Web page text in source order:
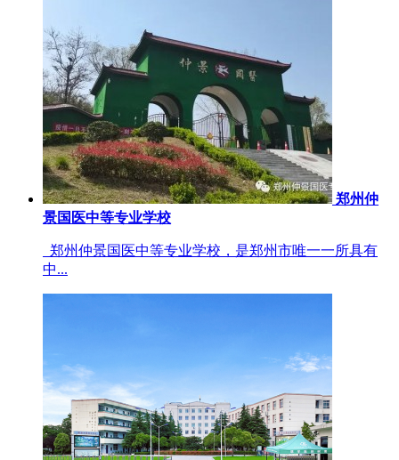
郑州仲
景国医中等专业学校
郑州仲景国医中等专业学校，是郑州市唯一一所具有
中...